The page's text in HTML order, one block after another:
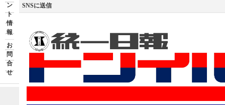
ン
ト
情
報
お
問
合
せ
SNSに送信